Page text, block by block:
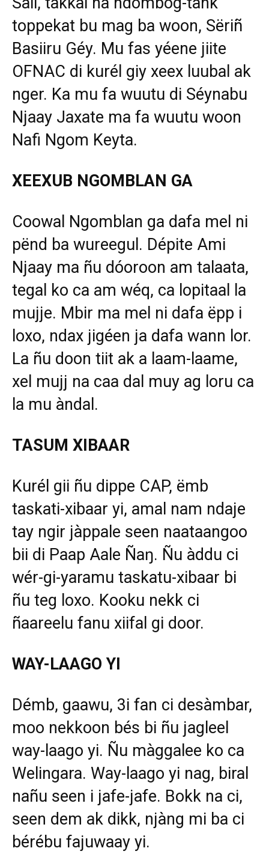
toppekat bu mag ba woon, Sëriñ
Basiiru Géy. Mu fas yéene jiite
OFNAC di kurél giy xeex luubal ak
nger. Ka mu fa wuutu di Séynabu
Njaay Jaxate ma fa wuutu woon
Nafi Ngom Keyta.
XEEXUB NGOMBLAN GA
Coowal Ngomblan ga dafa mel ni
pënd ba wureegul. Dépite Ami
Njaay ma ñu dóoroon am talaata,
tegal ko ca am wéq, ca lopitaal la
mujje. Mbir ma mel ni dafa ëpp i
loxo, ndax jigéen ja dafa wann lor.
La ñu doon tiit ak a laam-laame,
xel mujj na caa dal muy ag loru ca
la mu àndal.
TASUM XIBAAR
Kurél gii ñu dippe CAP, ëmb
taskati-xibaar yi, amal nam ndaje
tay ngir jàppale seen naataangoo
bii di Paap Aale Ñaŋ. Ñu àddu ci
wér-gi-yaramu taskatu-xibaar bi
ñu teg loxo. Kooku nekk ci
ñaareelu fanu xiifal gi door.
WAY-LAAGO YI
Démb, gaawu, 3i fan ci desàmbar,
moo nekkoon bés bi ñu jagleel
way-laago yi. Ñu màggalee ko ca
Welingara. Way-laago yi nag, biral
nañu seen i jafe-jafe. Bokk na ci,
seen dem ak dikk, njàng mi ba ci
bérébu fajuwaay yi.